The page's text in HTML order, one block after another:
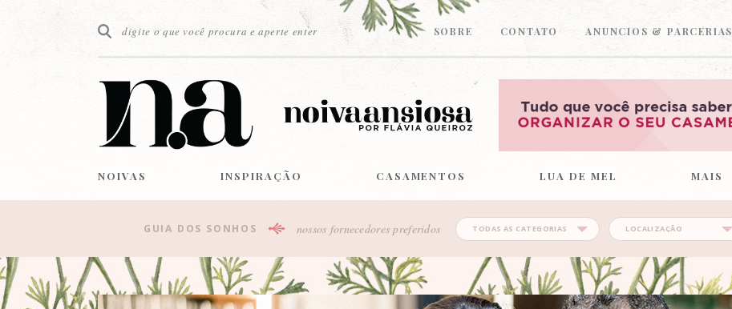
SOBRE CONTATO ANUNCIOS & PARCERIAS
NOIVAS INSPIRAÇÃO CASAMENTOS LUA DE MEL MAIS
GUIA DOS SONHOS nossos fornecedores preferidos